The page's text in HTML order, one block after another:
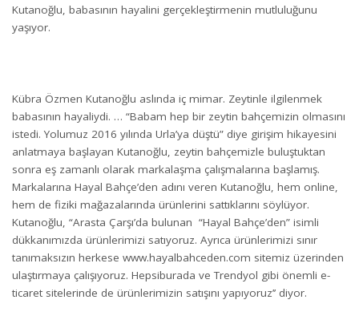
Kutanoğlu, babasının hayalini gerçekleştirmenin mutluluğunu
yaşıyor.
Kübra Özmen Kutanoğlu aslında iç mimar. Zeytinle ilgilenmek
babasının hayaliydi. … “Babam hep bir zeytin bahçemizin olmasını
istedi. Yolumuz 2016 yılında Urla’ya düştü” diye girişim hikayesini
anlatmaya başlayan Kutanoğlu, zeytin bahçemizle buluştuktan
sonra eş zamanlı olarak markalaşma çalışmalarına başlamış.
Markalarına Hayal Bahçe’den adını veren Kutanoğlu, hem online,
hem de fiziki mağazalarında ürünlerini sattıklarını söylüyor.
Kutanoğlu, “Arasta Çarşı’da bulunan “Hayal Bahçe’den” isimli
dükkanımızda ürünlerimizi satıyoruz. Ayrıca ürünlerimizi sınır
tanımaksızın herkese www.hayalbahceden.com sitemiz üzerinden
ulaştırmaya çalışıyoruz. Hepsiburada ve Trendyol gibi önemli e-
ticaret sitelerinde de ürünlerimizin satışını yapıyoruz’’ diyor.